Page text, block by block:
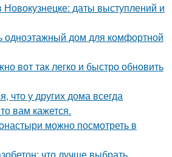
Новокузнецке: даты выступлений и
одноэтажный дом для комфортной
вот так легко и быстро обновить
что у других дома всегда
вам кажется.
можно посмотреть в